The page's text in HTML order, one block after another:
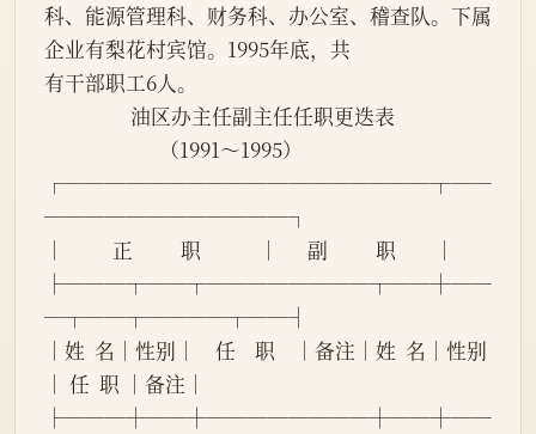
科、能源管理科、财务科、办公室、稽查队。下属
企业有梨花村宾馆。1995年底，共
有干部职工6人。
                  油区办主任副主任任职更迭表
                        （1991～1995）
┌──────────────────┬──
────────────┐
│          正          职            │      副          职        │
├───┬──┬────────┬──┼──
─┬──┬────┬──┤
│姓  名│性别│    任    职    │备注│姓  名│性别
│ 任  职 │备注│
├───┼──┼────────┼──┼──